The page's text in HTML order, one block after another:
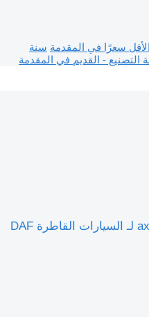
الأقل سعرًا في المقدمة سنة
التصنيع - القديم في المقدمة
حجرة المكابح axa liftanta 1956827 لـ السيارات القاطرة DAF